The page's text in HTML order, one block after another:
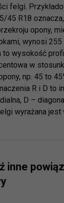
felgi.
45 R18
opony,
wynosi 255
to wysokość
w
np. 45 to
R i D to
D –
wyrażana jest
inne